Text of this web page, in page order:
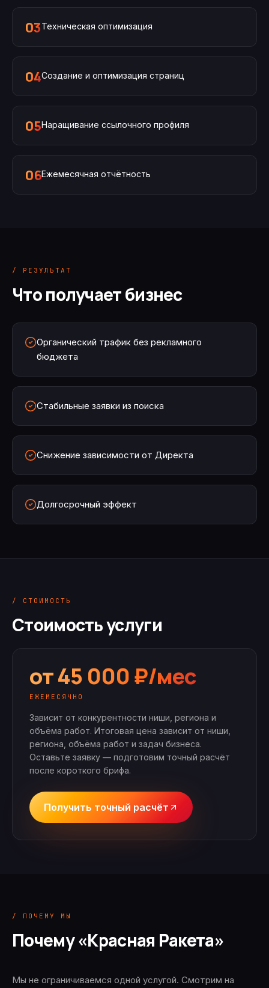
03Техническая оптимизация
04Создание и оптимизация страниц
05Наращивание ссылочного профиля
06Ежемесячная отчётность
/ РЕЗУЛЬТАТ
Что получает бизнес
Органический трафик без рекламного
бюджета
Стабильные заявки из поиска
Снижение зависимости от Директа
Долгосрочный эффект
/ СТОИМОСТЬ
Стоимость услуги
от 45 000 ₽/мес
ЕЖЕМЕСЯЧНО
Зависит от конкурентности ниши, региона и
объёма работ. Итоговая цена зависит от ниши,
региона, объёма работ и задач бизнеса.
Оставьте заявку — подготовим точный расчёт
после короткого брифа.
Получить точный расчёт
/ ПОЧЕМУ МЫ
Почему «Красная Ракета»
Мы не ограничиваемся одной услугой. Смотрим на